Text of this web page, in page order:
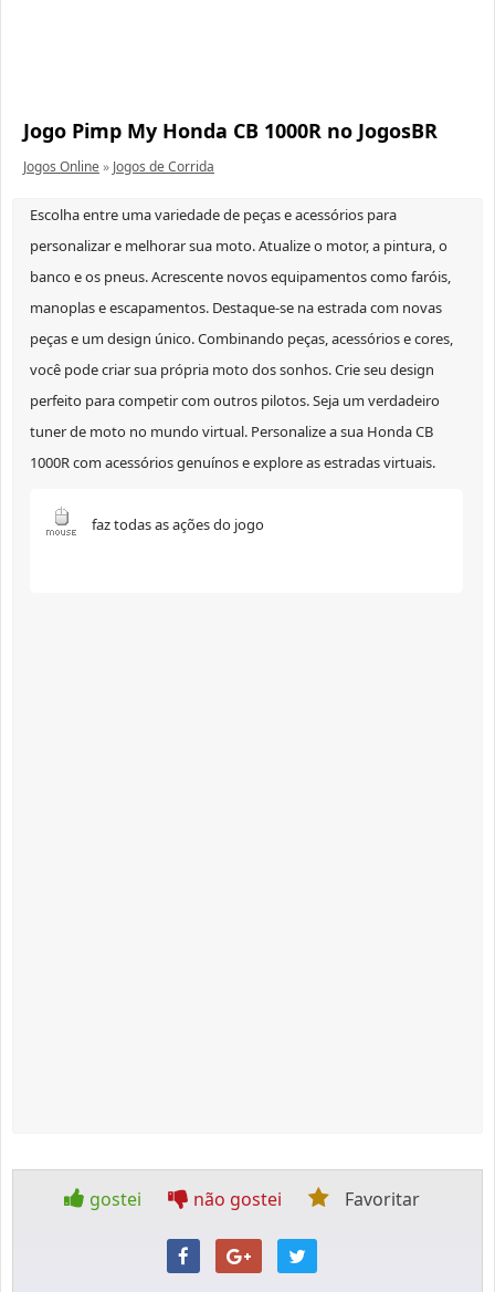
Jogo Pimp My Honda CB 1000R no JogosBR
Jogos Online» Jogos de Corrida
Escolha entre uma variedade de peças e acessórios para
personalizar e melhorar sua moto. Atualize o motor, a pintura, o
banco e os pneus. Acrescente novos equipamentos como faróis,
manoplas e escapamentos. Destaque-se na estrada com novas
peças e um design único. Combinando peças, acessórios e cores,
você pode criar sua própria moto dos sonhos. Crie seu design
perfeito para competir com outros pilotos. Seja um verdadeiro
tuner de moto no mundo virtual. Personalize a sua Honda CB
1000R com acessórios genuínos e explore as estradas virtuais.
faz todas as ações do jogo
gostei não gostei Favoritar